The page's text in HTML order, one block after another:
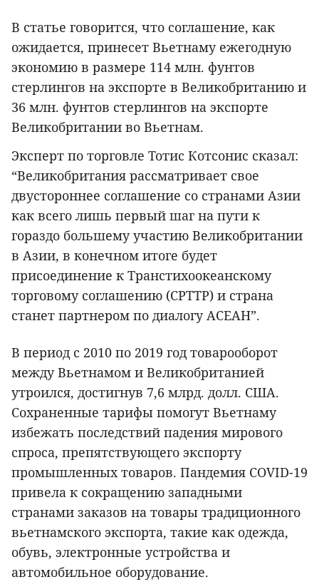
В статье говорится, что соглашение, как
ожидается, принесет Вьетнаму ежегодную
экономию в размере 114 млн. фунтов
стерлингов на экспорте в Великобританию и
36 млн. фунтов стерлингов на экспорте
Великобритании во Вьетнам.
Эксперт по торговле Тотис Котсонис сказал:
“Великобритания рассматривает свое
двустороннее соглашение со странами Азии
как всего лишь первый шаг на пути к
гораздо большему участию Великобритании
в Азии, в конечном итоге будет
присоединение к Транстихоокеанскому
торговому соглашению (CPTTP) и страна
станет партнером по диалогу АСЕАН”.
В период с 2010 по 2019 год товарооборот
между Вьетнамом и Великобританией
утроился, достигнув 7,6 млрд. долл. США.
Сохраненные тарифы помогут Вьетнаму
избежать последствий падения мирового
спроса, препятствующего экспорту
промышленных товаров. Пандемия COVID-19
привела к сокращению западными
странами заказов на товары традиционного
вьетнамского экспорта, такие как одежда,
обувь, электронные устройства и
автомобильное оборудование.